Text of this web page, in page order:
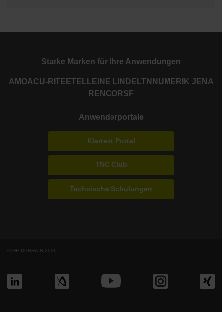
Starke Marken für Ihre Anwendungen
AMOACU-RITE ETEL LEINE LINDE LTN NUMERIK JENA
RENCORSF
Anwenderportale
Klartext Portal
TNC Club
Technische Schulungen
© HEIDENHAIN 2026